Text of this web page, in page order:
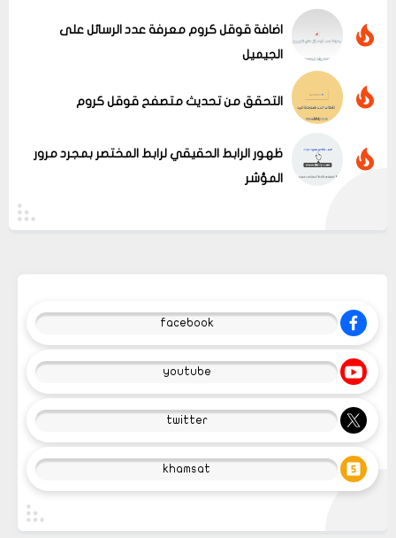
اضافة قوقل كروم معرفة عدد الرسائل على
الجيميل
التحقق من تحديث متصفح قوقل كروم
ظهور الرابط الحقيقي لرابط المختصر بمجرد مرور
المؤشر
facebook
youtube
twitter
khamsat